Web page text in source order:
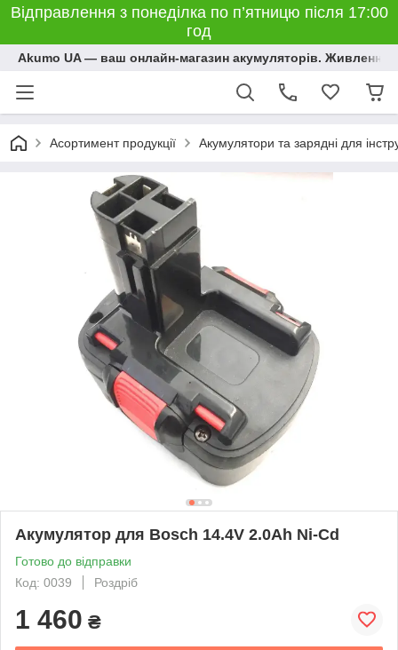
Відправлення з понеділка по п’ятницю після 17:00
год
Akumo UA — ваш онлайн-магазин акумуляторів. Живлення,
Асортимент продукції Акумулятори та зарядні для
Акумулятор для Bosch 14.4V 2.0Ah Ni-Cd
Готово до відправки
Код: 0039
Роздріб
1 460 ₴